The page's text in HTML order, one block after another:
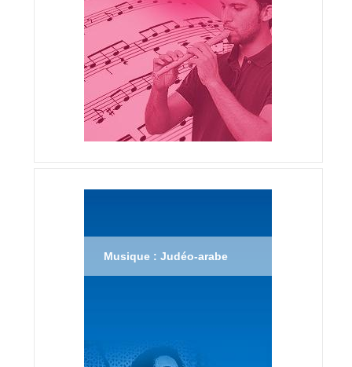
Musique : Judéo-arabe